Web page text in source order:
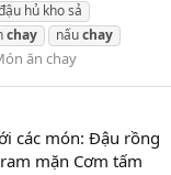
hủ kho sả
chay nấuchay
ăn chay
các món: Đậu rồng
mặn Cơm tấm